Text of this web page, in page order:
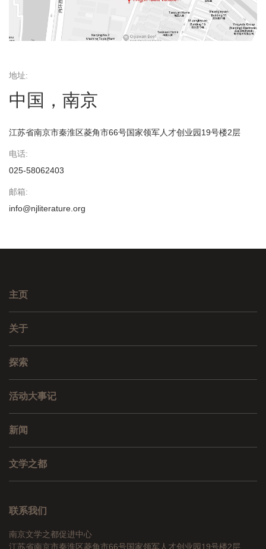
地址:
中国，南京
江苏省南京市秦淮区菱角市66号国家领军人才创业园19号楼2层
电话:
025-58062403
邮箱:
info@njliterature.org
主页
关于
探索
活动大事记
新闻
文学之都
联系我们
南京文学之都促进中心
江苏省南京市秦淮区菱角市66号国家领军人才创业园19号楼2层